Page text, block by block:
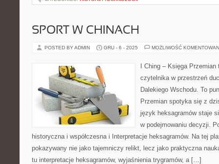
SPORT W CHINACH
POSTED BY ADMIN GRU - 6 - 2025 MOŻLIWOŚĆ
I Ching – Księga
czytelnika w przestrzeń
Dalekiego Wschodu. To
Przemian spotyka się z
język heksagramów staje
w podejmowaniu decyzji.
historyczna i współczesna i Interpretacje heksagramów. Na tej
pokazywany nie jako tajemniczy relikt, lecz jako praktyczna
tu interpretacje heksagramów, wyjaśnienia trygramów, a […]